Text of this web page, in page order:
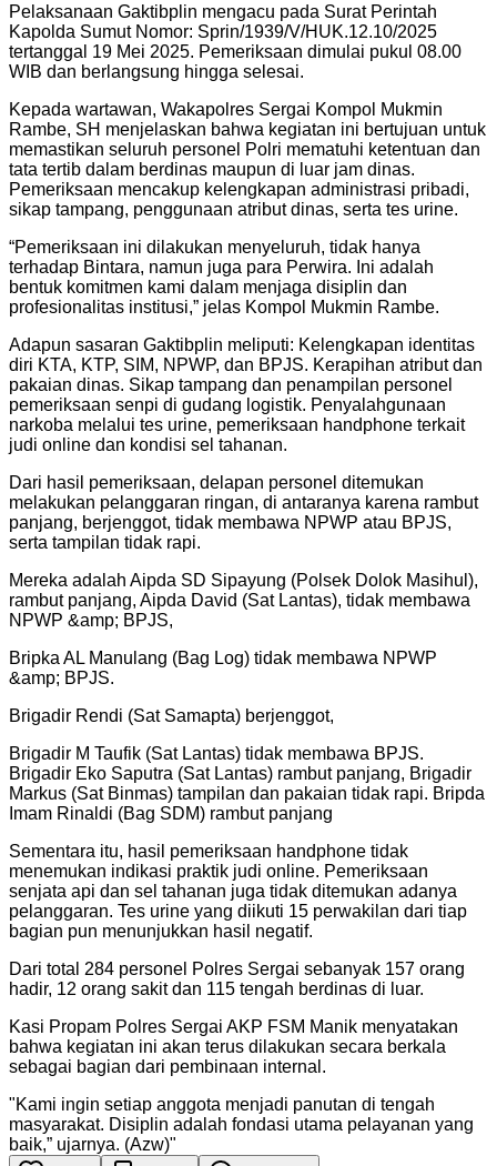
Pelaksanaan Gaktibplin mengacu pada Surat Perintah
Kapolda Sumut Nomor: Sprin/1939/V/HUK.12.10/2025
tertanggal 19 Mei 2025. Pemeriksaan dimulai pukul 08.00
WIB dan berlangsung hingga selesai.
Kepada wartawan, Wakapolres Sergai Kompol Mukmin
Rambe, SH menjelaskan bahwa kegiatan ini bertujuan untuk
memastikan seluruh personel Polri mematuhi ketentuan dan
tata tertib dalam berdinas maupun di luar jam dinas.
Pemeriksaan mencakup kelengkapan administrasi pribadi,
sikap tampang, penggunaan atribut dinas, serta tes urine.
“Pemeriksaan ini dilakukan menyeluruh, tidak hanya
terhadap Bintara, namun juga para Perwira. Ini adalah
bentuk komitmen kami dalam menjaga disiplin dan
profesionalitas institusi,” jelas Kompol Mukmin Rambe.
Adapun sasaran Gaktibplin meliputi: Kelengkapan identitas
diri KTA, KTP, SIM, NPWP, dan BPJS. Kerapihan atribut dan
pakaian dinas. Sikap tampang dan penampilan personel
pemeriksaan senpi di gudang logistik. Penyalahgunaan
narkoba melalui tes urine, pemeriksaan handphone terkait
judi online dan kondisi sel tahanan.
Dari hasil pemeriksaan, delapan personel ditemukan
melakukan pelanggaran ringan, di antaranya karena rambut
panjang, berjenggot, tidak membawa NPWP atau BPJS,
serta tampilan tidak rapi.
Mereka adalah Aipda SD Sipayung (Polsek Dolok Masihul),
rambut panjang, Aipda David (Sat Lantas), tidak membawa
NPWP &amp; BPJS,
Bripka AL Manulang (Bag Log) tidak membawa NPWP
&amp; BPJS.
Brigadir Rendi (Sat Samapta) berjenggot,
Brigadir M Taufik (Sat Lantas) tidak membawa BPJS.
Brigadir Eko Saputra (Sat Lantas) rambut panjang, Brigadir
Markus (Sat Binmas) tampilan dan pakaian tidak rapi. Bripda
Imam Rinaldi (Bag SDM) rambut panjang
Sementara itu, hasil pemeriksaan handphone tidak
menemukan indikasi praktik judi online. Pemeriksaan
senjata api dan sel tahanan juga tidak ditemukan adanya
pelanggaran. Tes urine yang diikuti 15 perwakilan dari tiap
bagian pun menunjukkan hasil negatif.
Dari total 284 personel Polres Sergai sebanyak 157 orang
hadir, 12 orang sakit dan 115 tengah berdinas di luar.
Kasi Propam Polres Sergai AKP FSM Manik menyatakan
bahwa kegiatan ini akan terus dilakukan secara berkala
sebagai bagian dari pembinaan internal.
"Kami ingin setiap anggota menjadi panutan di tengah
masyarakat. Disiplin adalah fondasi utama pelayanan yang
baik,” ujarnya. (Azw)"